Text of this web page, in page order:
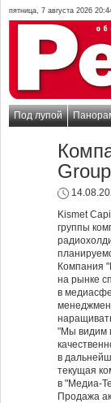
пятница, 7 августа 2026
Под лупой
Kismet
группы
Компания
на рынке
в
"Мы видим
в
текущая
в "Медиа-
Продажа